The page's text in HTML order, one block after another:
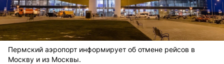
Пермский аэропорт информирует об отмене рейсов в
Москву и из Москвы.